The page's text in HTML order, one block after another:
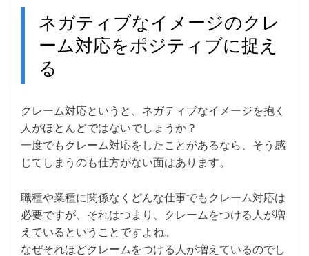
father.com
稿
日:
ネガティブなイメージのクレ
ーム対応をポジティブに捉え
る
クレーム対応というと、ネガティブなイメージを抱く
人がほとんどではないでしょうか？
一度でもクレーム対応をしたことがあるなら、そう感
じてしまうのも仕方がない面はあります。
職種や業種に関係なくどんな仕事でもクレーム対応は
必要ですが、それはつまり、クレームをつける人が増
えているということですよね。
なぜそれほどクレームをつける人が増えているのでし